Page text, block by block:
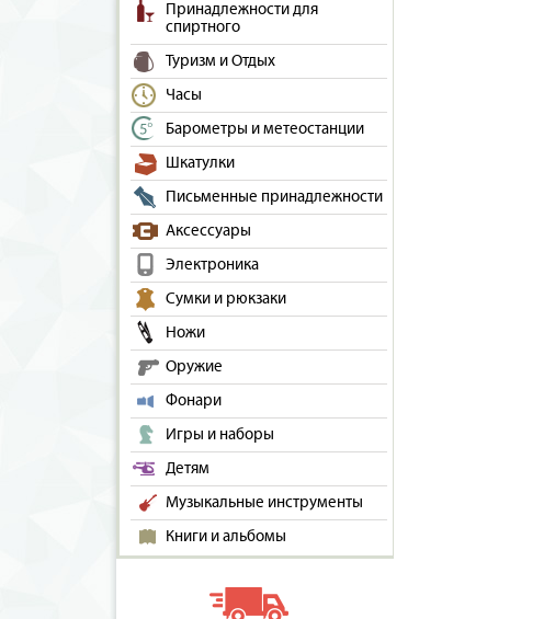
Принадлежности для
спиртного
Туризм и Отдых
Часы
Барометры и метеостанции
Шкатулки
Письменные принадлежности
Аксессуары
Электроника
Сумки и рюкзаки
Ножи
Оружие
Фонари
Игры и наборы
Детям
Музыкальные инструменты
Книги и альбомы